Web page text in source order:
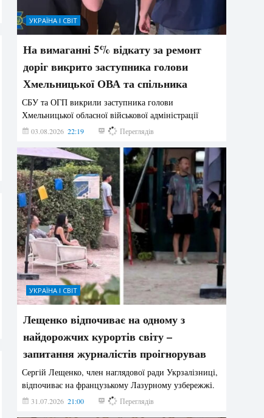
УКРАЇНА І СВІТ
На вимаганні 5% відкату за ремонт
доріг викрито заступника голови
Хмельницької ОВА та спільника
СБУ та ОГП викрили заступника голови
Хмельницької обласної військової адміністрації
03.08.2026 22:19 856 Переглядів
УКРАЇНА І СВІТ
Лещенко відпочиває на одному з
найдорожчих курортів світу –
запитання журналістів проігнорував
Сергій Лещенко, член наглядової ради Укрзалізниці,
відпочиває на французькому Лазурному узбережжі.
31.07.2026 21:00 217 Переглядів